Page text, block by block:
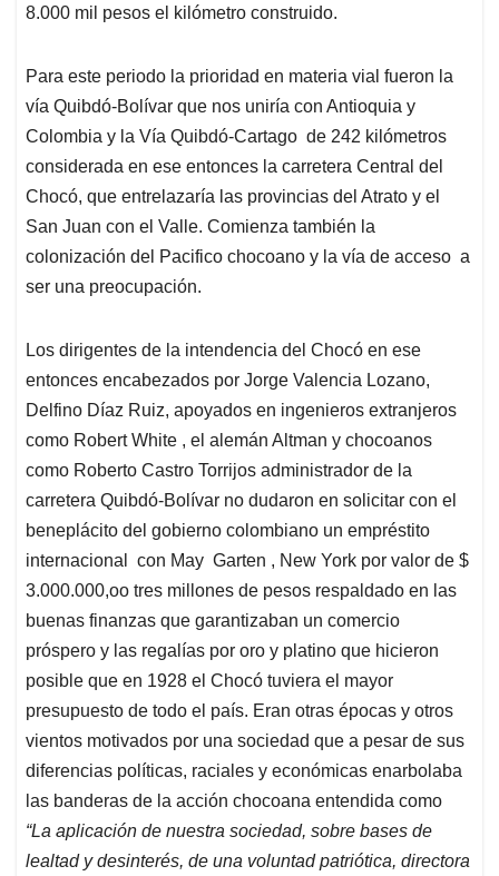
8.000 mil pesos el kilómetro construido.
Para este periodo la prioridad en materia vial fueron la
vía Quibdó-Bolívar que nos uniría con Antioquia y
Colombia y la Vía Quibdó-Cartago de 242 kilómetros
considerada en ese entonces la carretera Central del
Chocó, que entrelazaría las provincias del Atrato y el
San Juan con el Valle. Comienza también la
colonización del Pacifico chocoano y la vía de acceso a
ser una preocupación.
Los dirigentes de la intendencia del Chocó en ese
entonces encabezados por Jorge Valencia Lozano,
Delfino Díaz Ruiz, apoyados en ingenieros extranjeros
como Robert White , el alemán Altman y chocoanos
como Roberto Castro Torrijos administrador de la
carretera Quibdó-Bolívar no dudaron en solicitar con el
beneplácito del gobierno colombiano un empréstito
internacional con May Garten , New York por valor de $
3.000.000,oo tres millones de pesos respaldado en las
buenas finanzas que garantizaban un comercio
próspero y las regalías por oro y platino que hicieron
posible que en 1928 el Chocó tuviera el mayor
presupuesto de todo el país. Eran otras épocas y otros
vientos motivados por una sociedad que a pesar de sus
diferencias políticas, raciales y económicas enarbolaba
las banderas de la acción chocoana entendida como
“La aplicación de nuestra sociedad, sobre bases de
lealtad y desinterés, de una voluntad patriótica, directora